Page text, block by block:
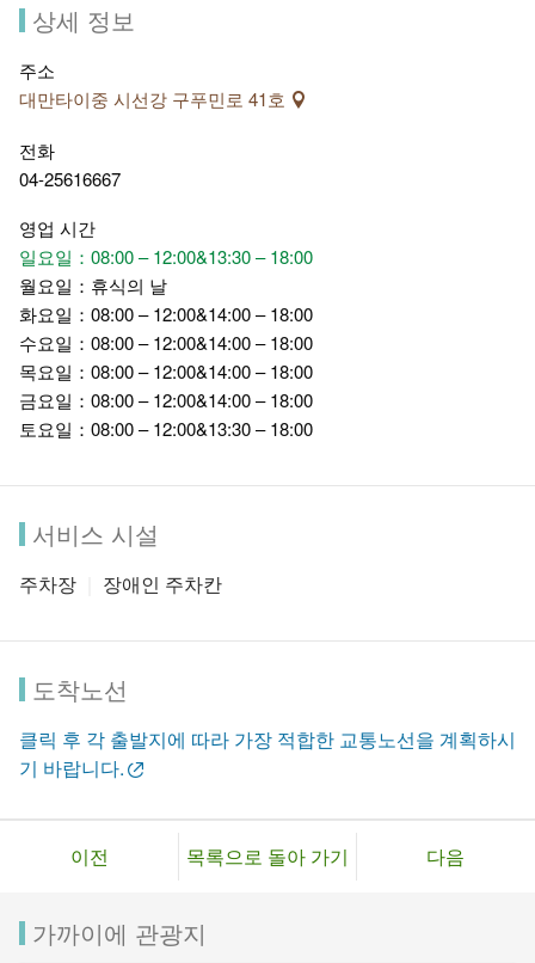
상세 정보
주소
대만타이중 시선강 구푸민로 41호
전화
04-25616667
영업 시간
일요일：08:00 – 12:00&13:30 – 18:00
월요일：휴식의 날
화요일：08:00 – 12:00&14:00 – 18:00
수요일：08:00 – 12:00&14:00 – 18:00
목요일：08:00 – 12:00&14:00 – 18:00
금요일：08:00 – 12:00&14:00 – 18:00
토요일：08:00 – 12:00&13:30 – 18:00
서비스 시설
주차장 장애인 주차칸
도착노선
클릭 후 각 출발지에 따라 가장 적합한 교통노선을 계획하시
기 바랍니다.
이전 목록으로 돌아 가기 다음
가까이에 관광지